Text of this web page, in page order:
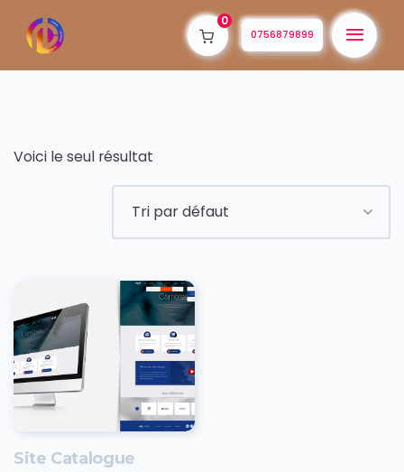
0
0756879899
Voici le seul résultat
Site Catalogue